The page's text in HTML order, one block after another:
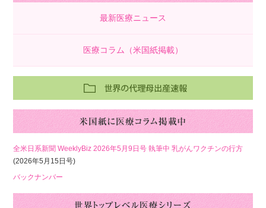
最新医療ニュース
医療コラム（米国紙掲載）
全米日系新聞 WeeklyBiz 2026年5月9日号 執筆中 乳がんワクチンの行方
(2026年5月15日号)
バックナンバー